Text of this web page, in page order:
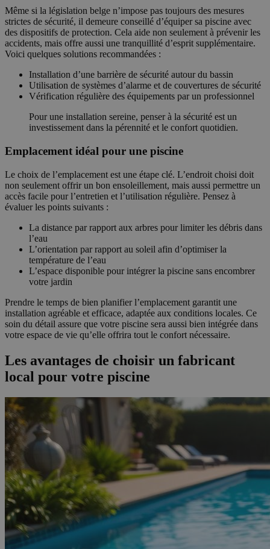
Même si la législation belge n’impose pas toujours des mesures
strictes de sécurité, il demeure conseillé d’équiper sa piscine avec
des dispositifs de protection. Cela aide non seulement à prévenir les
accidents, mais offre aussi une tranquillité d’esprit supplémentaire.
Voici quelques solutions recommandées :
Installation d’une barrière de sécurité autour du bassin
Utilisation de systèmes d’alarme et de couvertures de sécurité
Vérification régulière des équipements par un professionnel
Pour une installation sereine, penser à la sécurité est un
investissement dans la pérennité et le confort quotidien.
Emplacement idéal pour une piscine
Le choix de l’emplacement est une étape clé. L’endroit choisi doit
non seulement offrir un bon ensoleillement, mais aussi permettre un
accès facile pour l’entretien et l’utilisation régulière. Pensez à
évaluer les points suivants :
La distance par rapport aux arbres pour limiter les débris dans
l’eau
L’orientation par rapport au soleil afin d’optimiser la
température de l’eau
L’espace disponible pour intégrer la piscine sans encombrer
votre jardin
Prendre le temps de bien planifier l’emplacement garantit une
installation agréable et efficace, adaptée aux conditions locales. Ce
soin du détail assure que votre piscine sera aussi bien intégrée dans
votre espace de vie qu’elle offrira tout le confort nécessaire.
Les avantages de choisir un fabricant
local pour votre piscine